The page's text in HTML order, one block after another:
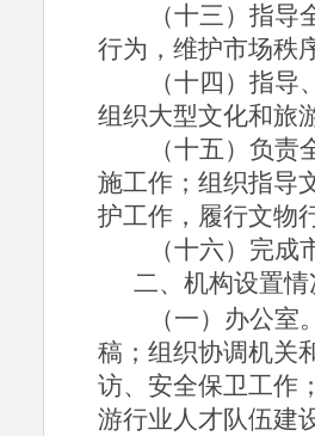
（十三）指
行为，维护市场秩
（十四）指
组织大型文化和旅
（十五）负
施工作；组织指导
护工作，履行文物
（十六）完
二、机构设置情
（一）办公室。
稿；组织协调机关
访、安全保卫工作
游行业人才队伍建